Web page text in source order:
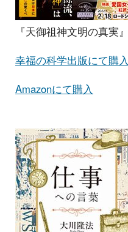
『天御祖神文明の真実』
幸福の科学出版にて購入
Amazonにて購入